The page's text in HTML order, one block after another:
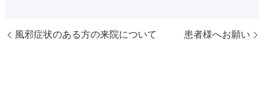
風邪症状のある方の来院について 患者様へお願い